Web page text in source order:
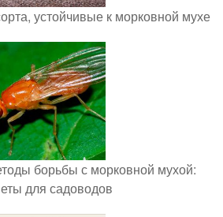
устойчивые к морковной мухе
борьбы с морковной мухой:
для садоводов